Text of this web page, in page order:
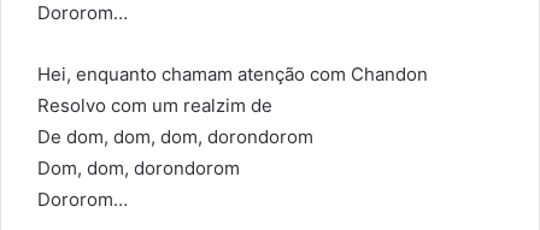
Dororom…
Hei, enquanto chamam atenção com Chandon
Resolvo com um realzim de
De dom, dom, dom, dorondorom
Dom, dom, dorondorom
Dororom…